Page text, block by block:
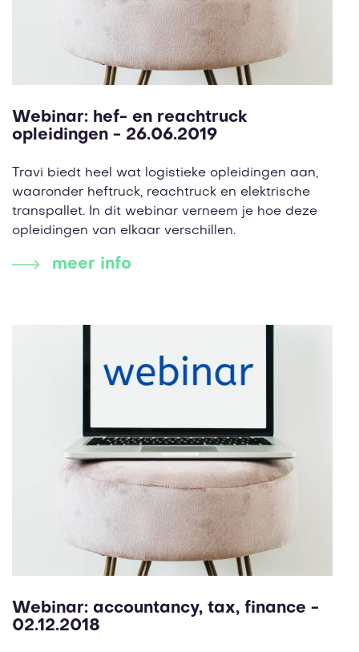
Webinar: hef- en reachtruck
opleidingen - 26.06.2019
Travi biedt heel wat logistieke opleidingen aan,
waaronder heftruck, reachtruck en elektrische
transpallet. In dit webinar verneem je hoe deze
opleidingen van elkaar verschillen.
meer info
Webinar: accountancy, tax, finance -
02.12.2018